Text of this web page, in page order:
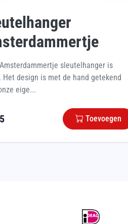
sleutelhanger is
Het design is met de hand getekend
eige...
Toevoegen